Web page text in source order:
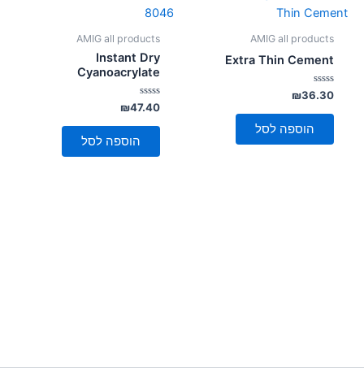
AMIG all products
Extra Thin Cement
דורג
0
מתוך
₪36.30
הוספה לסל
AMIG all products
Instant Dry
Cyanoacrylate
דורג
0
מתוך
₪47.40
הוספה לסל